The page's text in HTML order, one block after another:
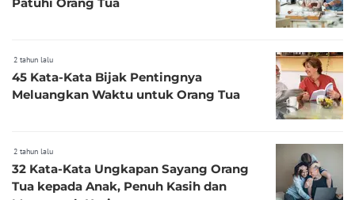
2 tahun lalu
45 Kata-Kata Bijak Pentingnya
Meluangkan Waktu untuk Orang Tua
2 tahun lalu
32 Kata-Kata Ungkapan Sayang Orang
Tua kepada Anak, Penuh Kasih dan